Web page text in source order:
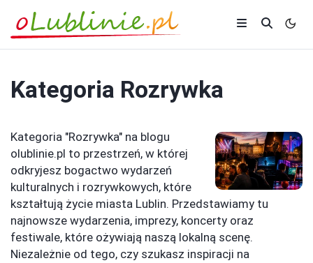
Kategoria Rozrywka
Kategoria "Rozrywka" na blogu
olublinie.pl to przestrzeń, w której
odkryjesz bogactwo wydarzeń
kulturalnych i rozrywkowych, które
kształtują życie miasta Lublin. Przedstawiamy tu
najnowsze wydarzenia, imprezy, koncerty oraz
festiwale, które ożywiają naszą lokalną scenę.
Niezależnie od tego, czy szukasz inspiracji na